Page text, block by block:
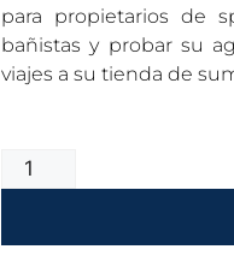
para propietarios de
bañistas y probar su
viajes a su tienda de